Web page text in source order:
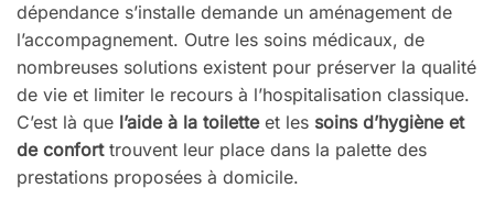
dépendance s’installe demande un aménagement de
l’accompagnement. Outre les soins médicaux, de
nombreuses solutions existent pour préserver la qualité
de vie et limiter le recours à l’hospitalisation classique.
C’est là que l’aide à la toiletteet les soins d’hygiène et
de conforttrouvent leur place dans la palette des
prestations proposées à domicile.